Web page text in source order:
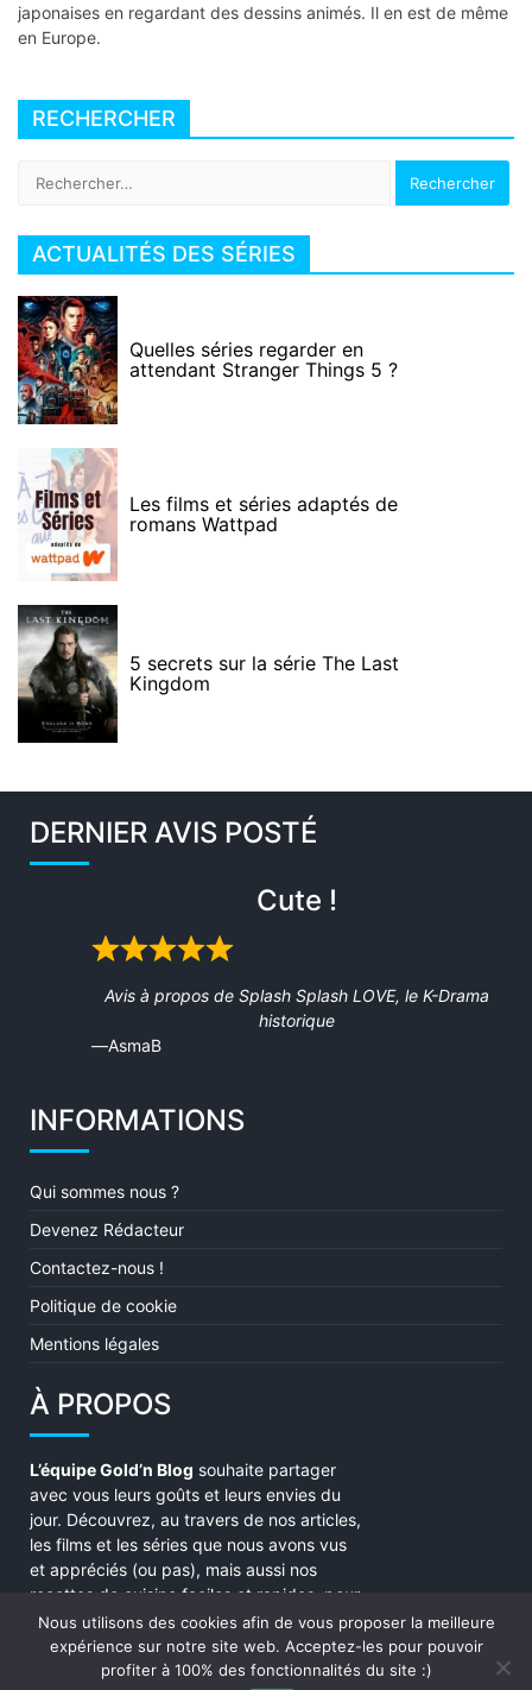
japonaises en regardant des dessins animés. Il en est de même
en Europe.
RECHERCHER
ACTUALITÉS DES SÉRIES
Quelles séries regarder en
attendant Stranger Things 5 ?
Les films et séries adaptés de
romans Wattpad
5 secrets sur la série The Last
Kingdom
DERNIER AVIS POSTÉ
Cute !
Rated
Avis à propos de Splash Splash LOVE, le K-Drama
historique
AsmaB
INFORMATIONS
Qui sommes nous ?
Devenez Rédacteur
Contactez-nous !
Politique de cookie
Mentions légales
À PROPOS
L’équipe Gold’n Blog souhaite partager
avec vous leurs goûts et leurs envies du
jour. Découvrez, au travers de nos articles,
les films et les séries que nous avons vus
et appréciés (ou pas), mais aussi nos
recettes de cuisine faciles et rapides, pour
une soirée parfaite ! Enjoy !
Nous utilisons des cookies afin de vous proposer la meilleure
expérience sur notre site web. Acceptez-les pour pouvoir
profiter à 100% des fonctionnalités du site :)